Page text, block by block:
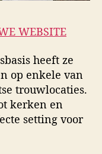
WEBSITE
heeft ze
op enkele van
trouwlocaties.
kerken en
setting voor